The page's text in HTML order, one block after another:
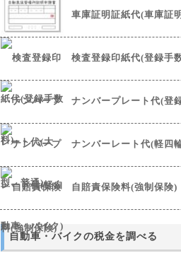
車庫証明証紙代(車庫証
検査登録印紙代(登録手
ナンバープレート代(登
ナンバーレート代(軽四
自賠責保険料(強制保険)
自動車・バイクの税金を調べる